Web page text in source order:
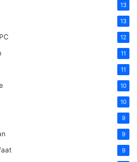
13
13
12
11
11
10
10
9
9
9